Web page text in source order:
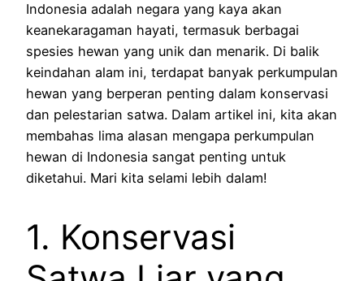
Indonesia adalah negara yang kaya akan
keanekaragaman hayati, termasuk berbagai
spesies hewan yang unik dan menarik. Di balik
keindahan alam ini, terdapat banyak perkumpulan
hewan yang berperan penting dalam konservasi
dan pelestarian satwa. Dalam artikel ini, kita akan
membahas lima alasan mengapa perkumpulan
hewan di Indonesia sangat penting untuk
diketahui. Mari kita selami lebih dalam!
1. Konservasi